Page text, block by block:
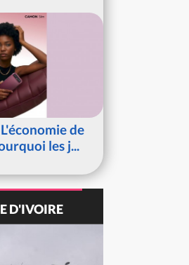
de
les j...
D'IVOIRE